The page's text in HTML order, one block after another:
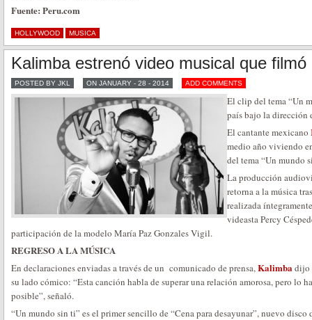
Fuente: Peru.com
HOLLYWOOD MUSICA
Kalimba estrenó video musical que
POSTED BY JKL ON JANUARY - 28 - 2014 ADD COMMENTS
El clip del tema “Un
país bajo la dirección
El cantante mexicano
medio año viviendo
del tema “Un mundo
La producción
retorna a la música
realizada
videasta Percy
participación de la modelo María Paz Gonzales Vigil.
REGRESO A LA MÚSICA
En declaraciones enviadas a través de un comunicado de prensa,Kalimbadijo
su lado cómico: “Esta canción habla de superar una relación amorosa, pero lo
posible”, señaló.
“Un mundo sin ti” es el primer sencillo de “Cena para desayunar”, nuevo disco